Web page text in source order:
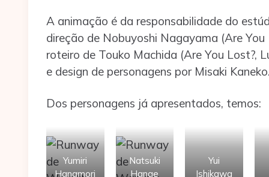
KizakiAyanoTakaoka
como
Ryūnosuke
Eda
como
Seira
A animação é da responsabilidade do
direção de Nobuyoshi Nagayama (Are
roteiro de Touko Machida (Are You Lost?,
e design de personagens por Misaki
Dos personagens já apresentados, temos:
Yumiri
Hanamori
Natsuki
Hanae
Yui
Ishikawa